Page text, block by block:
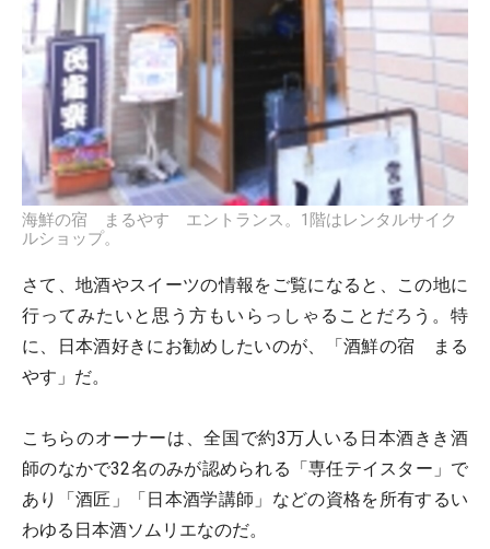
海鮮の宿 まるやす エントランス。1階はレンタルサイク
ルショップ。
さて、地酒やスイーツの情報をご覧になると、この地に
行ってみたいと思う方もいらっしゃることだろう。特
に、日本酒好きにお勧めしたいのが、「酒鮮の宿 まる
やす」だ。
こちらのオーナーは、全国で約3万人いる日本酒きき酒
師のなかで32名のみが認められる「専任テイスター」で
あり「酒匠」「日本酒学講師」などの資格を所有するい
わゆる日本酒ソムリエなのだ。